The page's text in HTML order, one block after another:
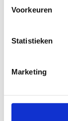
verstrekt of die
Voorkeuren
Statistieken
Marketing